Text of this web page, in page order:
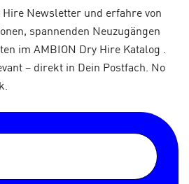
Newsletter und erfahre von
spannenden Neuzugängen
im AMBION Dry Hire Katalog .
– direkt in Dein Postfach. No